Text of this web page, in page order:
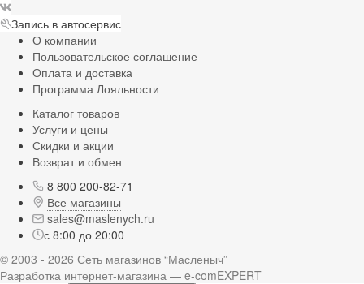
Запись в автосервис
О компании
Пользовательское соглашение
Оплата и доставка
Программа Лояльности
Каталог товаров
Услуги и цены
Скидки и акции
Возврат и обмен
8 800 200-82-71
Все магазины
sales@maslenych.ru
с 8:00 до 20:00
© 2003 - 2026 Сеть магазинов “Масленыч”
Разработка интернет-магазина — e-comEXPERT